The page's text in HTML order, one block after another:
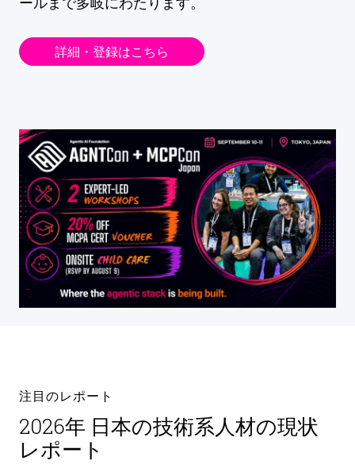
詳細・登録はこちら
注目のレポート
2026年 日本の技術系人材の現状
レポート